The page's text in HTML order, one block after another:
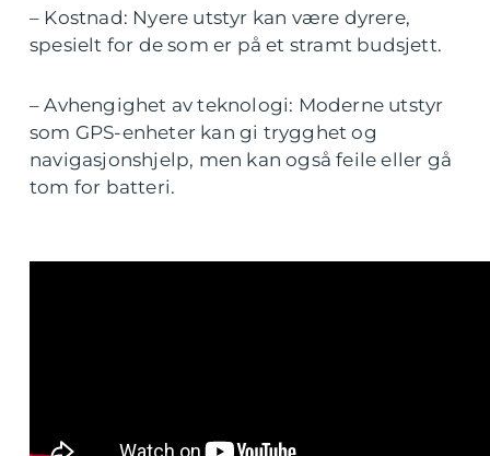
– Kostnad: Nyere utstyr kan være dyrere,
spesielt for de som er på et stramt budsjett.
– Avhengighet av teknologi: Moderne utstyr
som GPS-enheter kan gi trygghet og
navigasjonshjelp, men kan også feile eller gå
tom for batteri.